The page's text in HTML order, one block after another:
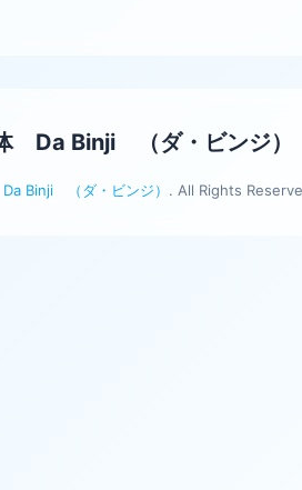
Da Binji （ダ・ビンジ）
Binji （ダ・ビンジ） . All Rights